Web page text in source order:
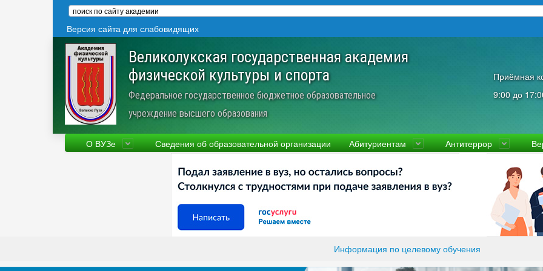
Версия сайта для слабовидящих
Великолукская государственная академия
физической культуры и спорта
Федеральное государственное бюджетное образовательное
учреждение высшего образования
Приёмная
9:00 до
О ВУЗе
Сведения об образовательной
Факультеты
Руководство
Преподаватели и сотрудники
Научная деятельность
Противодействие коррупции Прочие документы
Сведения об образовательной организации Абитуриентам
Приемная комиссия
Стоимость
Антитеррор
Правовая
Информация
Информация по целевому обучения